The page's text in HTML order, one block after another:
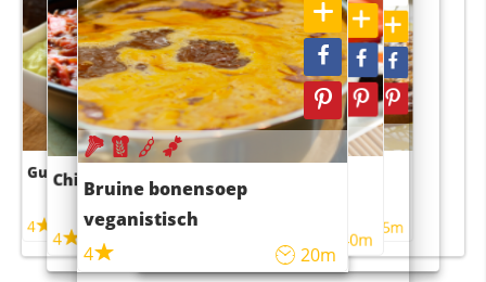
Guacamole
4
Chili con carne
4 45m
Bruine bonensoep
veganistisch
4
20m
Sushi rijstsalade
maaltijdsalade
40m
4 55m